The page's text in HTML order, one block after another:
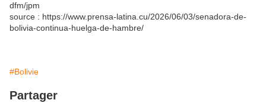
dfm/jpm
source : https://www.prensa-latina.cu/2026/06/03/senadora-de-
bolivia-continua-huelga-de-hambre/
#Bolivie
Partager